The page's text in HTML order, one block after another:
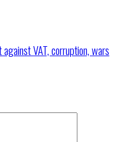
VAT, corruption, wars